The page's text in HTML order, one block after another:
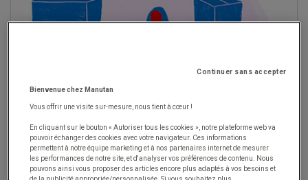
LOGISTIQUE DE VOS ACHATS DE CLASSE C
JE TÉLÉCHARGE
Continuer sans accepter
Bienvenue chez Manutan
Vous offrir une visite sur-mesure, nous tient à cœur !
En cliquant sur le bouton « Autoriser tous les cookies », notre plateforme web va
pouvoir échanger des cookies avec votre navigateur. Ces informations
permettent à notre équipe marketing et à nos partenaires internet de mesurer
les performances de notre site, et d'analyser vos préférences de contenu. Nous
pouvons ainsi vous proposer des articles encore plus adaptés à vos besoins et